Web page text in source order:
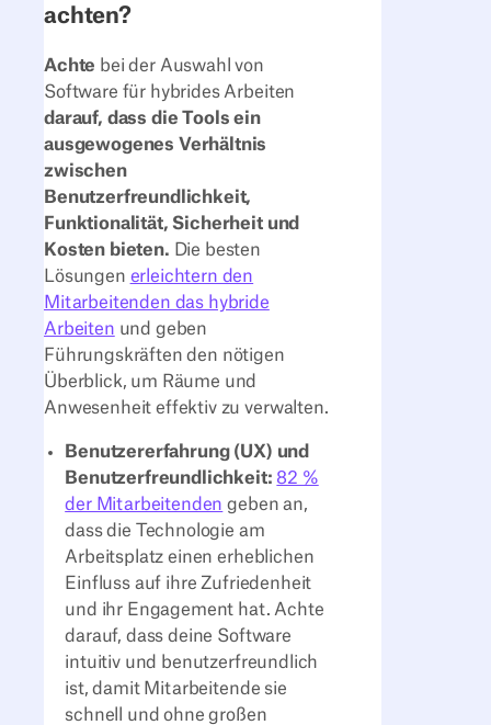
achten?
Achte bei der Auswahl von
Software für hybrides Arbeiten
darauf, dass die Tools ein
ausgewogenes Verhältnis
zwischen
Benutzerfreundlichkeit,
Funktionalität, Sicherheit und
Kosten bieten. Die besten
Lösungen erleichtern den
Mitarbeitenden das hybride
Arbeiten und geben
Führungskräften den nötigen
Überblick, um Räume und
Anwesenheit effektiv zu verwalten.
Benutzererfahrung (UX) und
Benutzerfreundlichkeit: 82 %
der Mitarbeitenden geben an,
dass die Technologie am
Arbeitsplatz einen erheblichen
Einfluss auf ihre Zufriedenheit
und ihr Engagement hat. Achte
darauf, dass deine Software
intuitiv und benutzerfreundlich
ist, damit Mitarbeitende sie
schnell und ohne großen